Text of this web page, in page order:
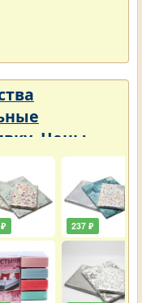
Цены
237 ₽